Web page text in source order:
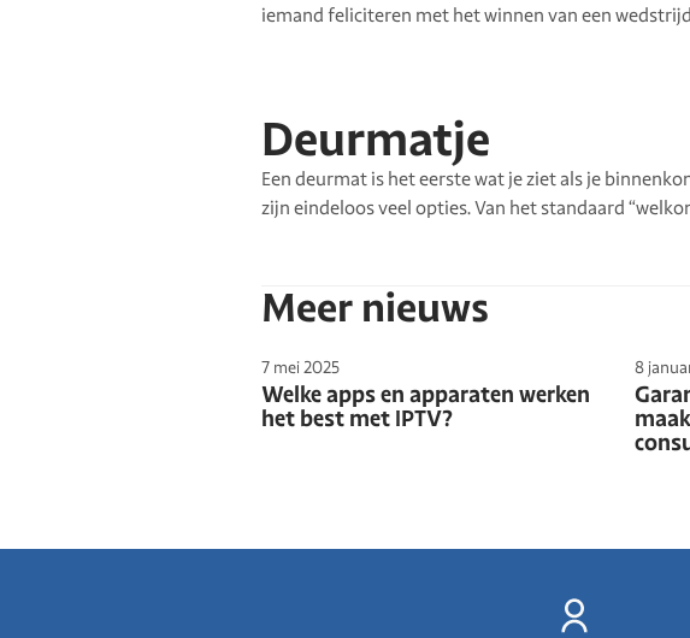
iemand feliciteren met het winnen van een
Deurmatje
Een deurmat is het eerste wat je ziet als je
zijn eindeloos veel opties. Van het standaard
Meer nieuws
7 mei 2025
Welke apps en apparaten werken
het best met IPTV?
8